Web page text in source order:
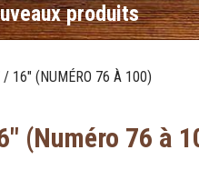
produits
/ 16" (NUMÉRO 76 À 100)
(Numéro 76 à